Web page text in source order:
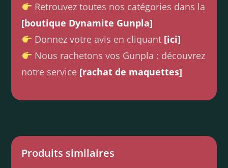
Retrouvez toutes nos catégories dans la
[boutique Dynamite Gunpla]
Donnez votre avis en cliquant [ici]
Nous rachetons vos Gunpla : découvrez
notre service [rachat de maquettes]
Produits similaires